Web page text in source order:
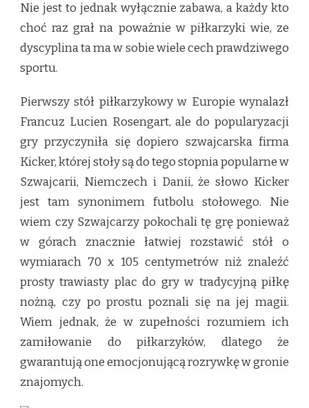
Nie jest to jednak wyłącznie zabawa, a każdy kto
choć raz grał na poważnie w piłkarzyki wie, ze
dyscyplina ta ma w sobie wiele cech prawdziwego
sportu.
Pierwszy stół piłkarzykowy w Europie wynalazł
Francuz Lucien Rosengart, ale do popularyzacji
gry przyczyniła się dopiero szwajcarska firma
Kicker, której stoły są do tego stopnia popularne w
Szwajcarii, Niemczech i Danii, że słowo Kicker
jest tam synonimem futbolu stołowego. Nie
wiem czy Szwajcarzy pokochali tę grę ponieważ
w górach znacznie łatwiej rozstawić stół o
wymiarach 70 x 105 centymetrów niż znaleźć
prosty trawiasty plac do gry w tradycyjną piłkę
nożną, czy po prostu poznali się na jej magii.
Wiem jednak, że w zupełności rozumiem ich
zamiłowanie do piłkarzyków, dlatego że
gwarantują one emocjonującą rozrywkę w gronie
znajomych.